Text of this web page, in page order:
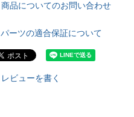
商品についてのお問い合わせ
パーツの適合保証について
レビューを書く